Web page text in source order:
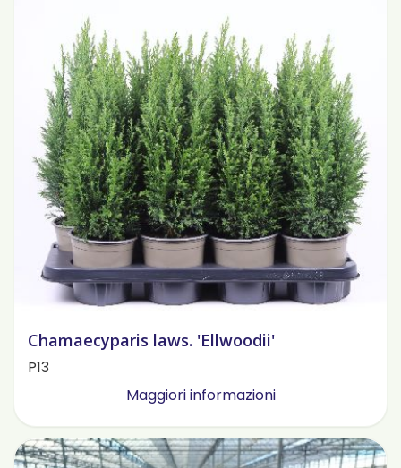
Chamaecyparis laws. 'Ellwoodii'
P13
Maggiori informazioni